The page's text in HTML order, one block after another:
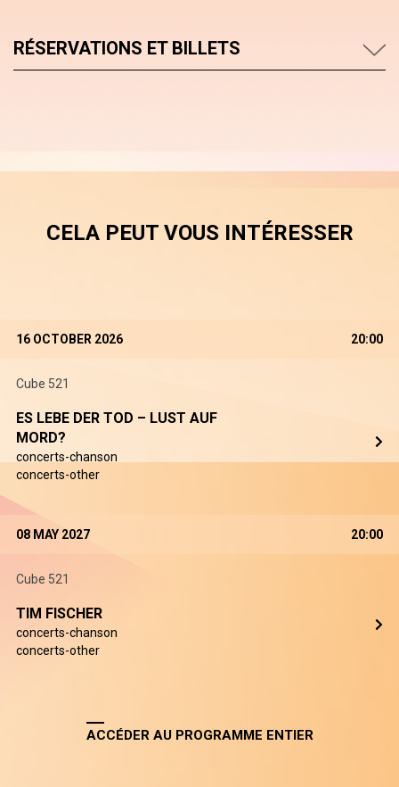
RÉSERVATIONS ET BILLETS
CELA PEUT VOUS INTÉRESSER
16 OCTOBER 2026 20:00
Cube 521
ES LEBE DER TOD – LUST AUF
MORD?
concerts-chanson
concerts-other
08 MAY 2027 20:00
Cube 521
TIM FISCHER
concerts-chanson
concerts-other
ACCÉDER AU PROGRAMME ENTIER